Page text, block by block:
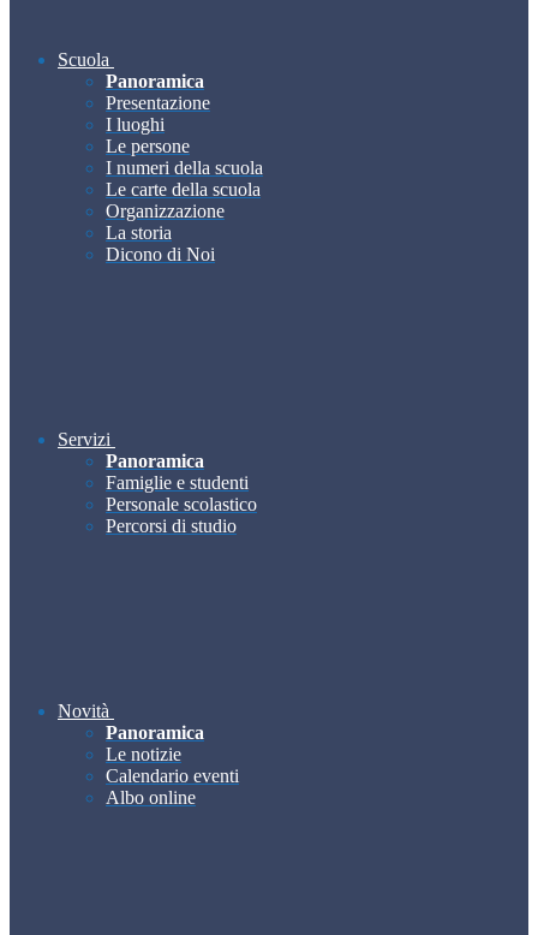
Scuola
Panoramica
Presentazione
I luoghi
Le persone
I numeri della scuola
Le carte della scuola
Organizzazione
La storia
Dicono di Noi
Servizi
Panoramica
Famiglie e studenti
Personale scolastico
Percorsi di studio
Novità
Panoramica
Le notizie
Calendario eventi
Albo online